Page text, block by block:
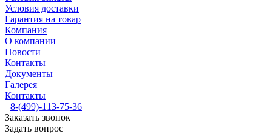
Условия доставки
Гарантия на товар
Компания
О компании
Новости
Контакты
Документы
Галерея
Контакты
8-(499)-113-75-36
Заказать звонок
Задать вопрос